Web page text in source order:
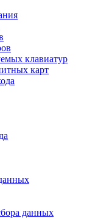
клавиатур
карт
данных